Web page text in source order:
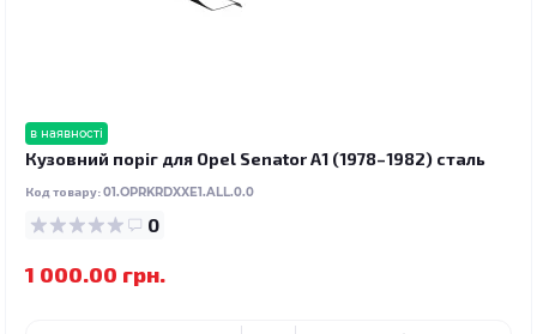
в наявності
Кузовний поріг для Opel Senator A1 (1978–1982) сталь
Код товару:01.OPRKRDXXE1.ALL.0.0
0
1 000.00 грн.